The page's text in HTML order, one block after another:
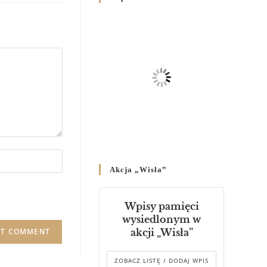
Родин
Справ Молоді та встановленя
складу Катихитичної Комісії
днях 2-12 липня 2024 р.”
Декрет єпископів
Перемисько-Варшавської
Митрополії стосовно
звершування Божественної
літургії
Akcja „Wisła”
Wpisy pamięci
wysiedlonym w
akcji „Wisła”
ZOBACZ LISTĘ / DODAJ WPIS